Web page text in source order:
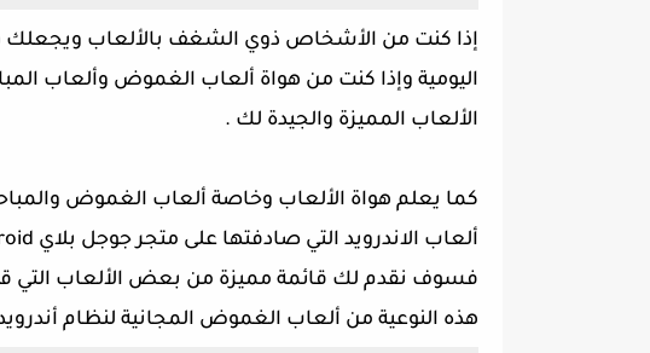
إذا كنت من الأشخاص ذوي الشغف بالألعاب ويجعلك
الألعاب المميزة والجيدة لك .
كما يعلم هواة الألعاب وخاصة ألعاب الغموض
فسوف نقدم لك قائمة مميزة من بعض الألعاب التي
هذه النوعية من ألعاب الغموض المجانية لنظام